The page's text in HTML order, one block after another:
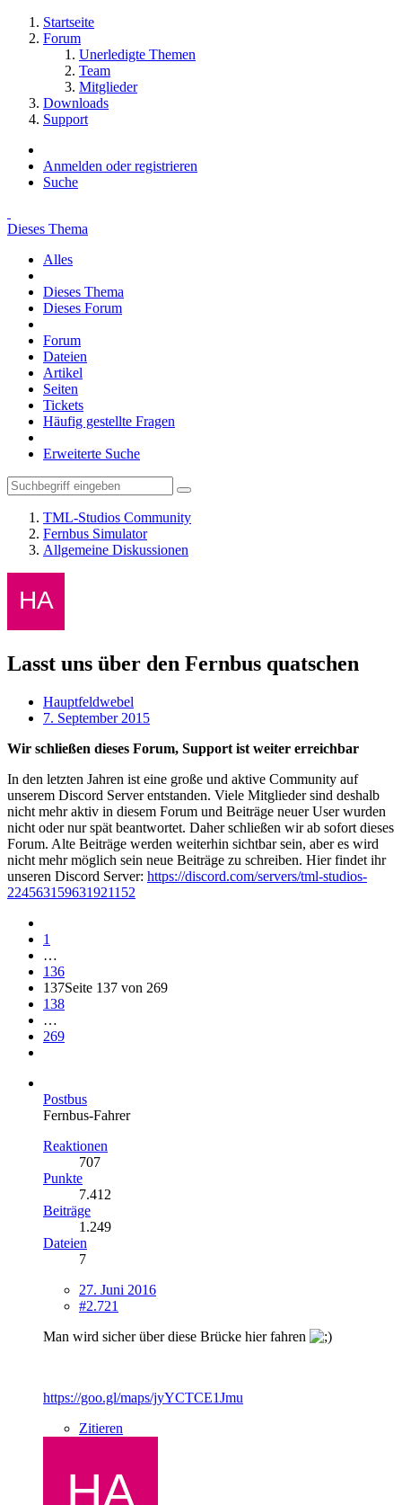
Startseite
Forum
Unerledigte Themen
Team
Mitglieder
Downloads
Support
Anmelden oder registrieren
Suche
Dieses Thema
Alles
Dieses Thema
Dieses Forum
Forum
Dateien
Artikel
Seiten
Tickets
Häufig gestellte Fragen
Erweiterte Suche
TML-Studios Community
Fernbus Simulator
Allgemeine Diskussionen
Lasst uns über den Fernbus quatschen
Hauptfeldwebel
7. September 2015
Wir schließen dieses Forum, Support ist weiter erreichbar
In den letzten Jahren ist eine große und aktive Community auf
unserem Discord Server entstanden. Viele Mitglieder sind deshalb
nicht mehr aktiv in diesem Forum und Beiträge neuer User wurden
nicht oder nur spät beantwortet. Daher schließen wir ab sofort dieses
Forum. Alte Beiträge werden weiterhin sichtbar sein, aber es wird
nicht mehr möglich sein neue Beiträge zu schreiben. Hier findet ihr
unseren Discord Server: https://discord.com/servers/tml-studios-
224563159631921152
1
…
136
137Seite 137 von 269
138
…
269
Postbus
Fernbus-Fahrer
Reaktionen
707
Punkte
7.412
Beiträge
1.249
Dateien
7
27. Juni 2016
#2.721
Man wird sicher über diese Brücke hier fahren
https://goo.gl/maps/jyYCTCE1Jmu
Zitieren